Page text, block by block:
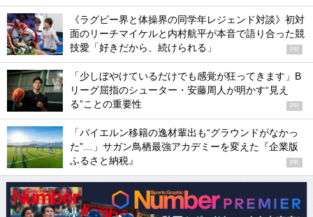
《ラグビー界と体操界の同学年レジェンド対談》初対
面のリーチマイケルと内村航平が本音で語り合った競
技愛「好きだから、続けられる」
PR
「少しぼやけているだけでも感覚が狂ってきます」B
リーグ屈指のシューター・安藤周人が明かす“見え
る”ことの重要性
PR
「バイエルン移籍の逸材輩出も“グラウンドがなかっ
た”…」サガン鳥栖最強アカデミーを変えた『企業版
ふるさと納税』
PR